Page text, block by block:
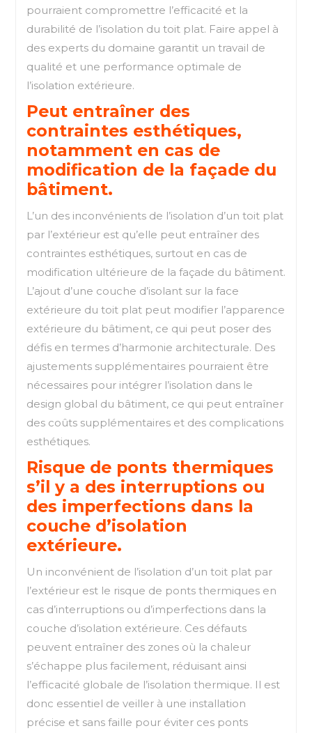
pourraient compromettre l’efficacité et la
durabilité de l’isolation du toit plat. Faire appel à
des experts du domaine garantit un travail de
qualité et une performance optimale de
l’isolation extérieure.
Peut entraîner des
contraintes esthétiques,
notamment en cas de
modification de la façade du
bâtiment.
L’un des inconvénients de l’isolation d’un toit plat
par l’extérieur est qu’elle peut entraîner des
contraintes esthétiques, surtout en cas de
modification ultérieure de la façade du bâtiment.
L’ajout d’une couche d’isolant sur la face
extérieure du toit plat peut modifier l’apparence
extérieure du bâtiment, ce qui peut poser des
défis en termes d’harmonie architecturale. Des
ajustements supplémentaires pourraient être
nécessaires pour intégrer l’isolation dans le
design global du bâtiment, ce qui peut entraîner
des coûts supplémentaires et des complications
esthétiques.
Risque de ponts thermiques
s’il y a des interruptions ou
des imperfections dans la
couche d’isolation
extérieure.
Un inconvénient de l’isolation d’un toit plat par
l’extérieur est le risque de ponts thermiques en
cas d’interruptions ou d’imperfections dans la
couche d’isolation extérieure. Ces défauts
peuvent entraîner des zones où la chaleur
s’échappe plus facilement, réduisant ainsi
l’efficacité globale de l’isolation thermique. Il est
donc essentiel de veiller à une installation
précise et sans faille pour éviter ces ponts